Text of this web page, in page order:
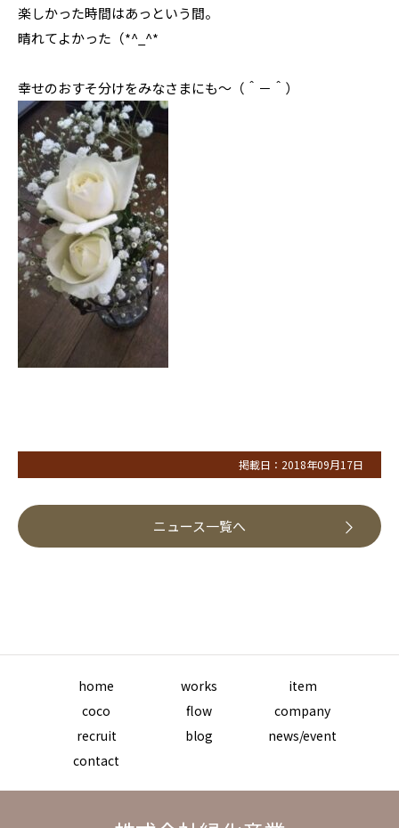
楽しかった時間はあっという間。
晴れてよかった（*^_^*
幸せのおすそ分けをみなさまにも～（＾－＾）
掲載日：2018年09月17日
ニュース一覧へ
home works
item
coco
flow
company
recruit
blog
news/event
contact